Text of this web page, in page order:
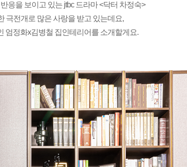
응을 보이고 있는 jtbc 드라마 <닥터 차정숙>
극전개로 많은 사랑을 받고 있는데요,
엄정화x김병철 집인테리어를 소개할게요.